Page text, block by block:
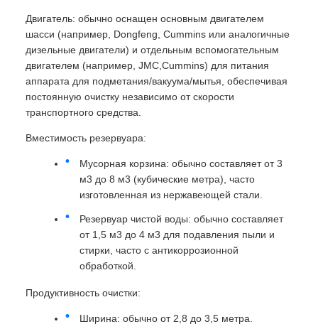
Двигатель: обычно оснащен основным двигателем
шасси (например, Dongfeng, Cummins или аналогичные
дизельные двигатели) и отдельным вспомогательным
двигателем (например, JMC,Cummins) для питания
аппарата для подметания/вакуума/мытья, обеспечивая
постоянную очистку независимо от скорости
транспортного средства.
Вместимость резервуара:
Мусорная корзина: обычно составляет от 3
м3 до 8 м3 (кубические метра), часто
изготовленная из нержавеющей стали.
Резервуар чистой воды: обычно составляет
от 1,5 м3 до 4 м3 для подавления пыли и
стирки, часто с антикоррозионной
обработкой.
Продуктивность очистки:
Ширина: обычно от 2,8 до 3,5 метра.